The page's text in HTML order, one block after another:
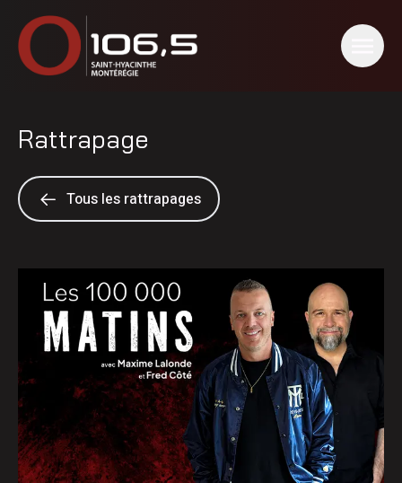
Rattrapage
Tous les rattrapages